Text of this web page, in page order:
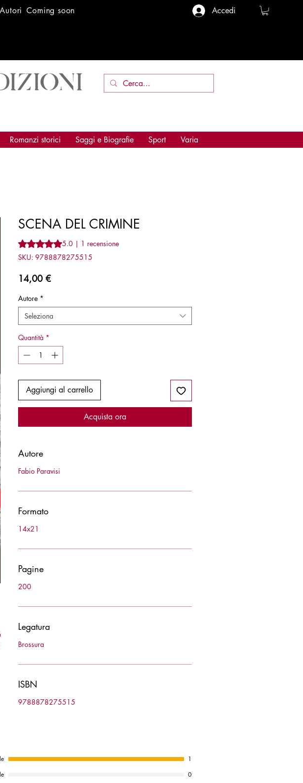
Autori Coming soon Accedi
Romanzi storici Saggi e Biografie Sport Varia
SCENA DEL CRIMINE
Sulla base di 1 recensione, la valutazione è 5.0 su cinque stelle
5.0 | 1 recensione
SKU: 9788878275515
14,00 €Prezzo
Autore *
Seleziona
Quantità *
Aggiungi al carrello
Acquista ora
Autore
Fabio Paravisi
Formato
14x21
Pagine
200
Legatura
Brossura
ISBN
9788878275515
1
0